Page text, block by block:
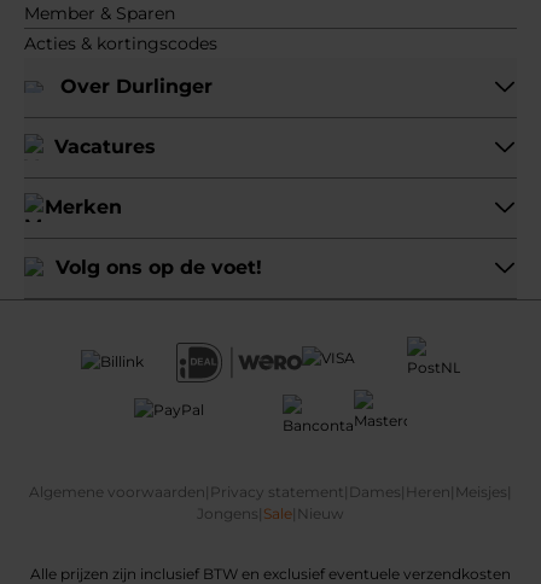
Member & Sparen
Acties & kortingscodes
Over Durlinger
Vacatures
Merken
Volg ons op de voet!
Algemene voorwaarden Privacy statement Dames Heren Meisjes
Jongens Sale Nieuw
Alle prijzen zijn inclusief BTW en exclusief eventuele verzendkosten